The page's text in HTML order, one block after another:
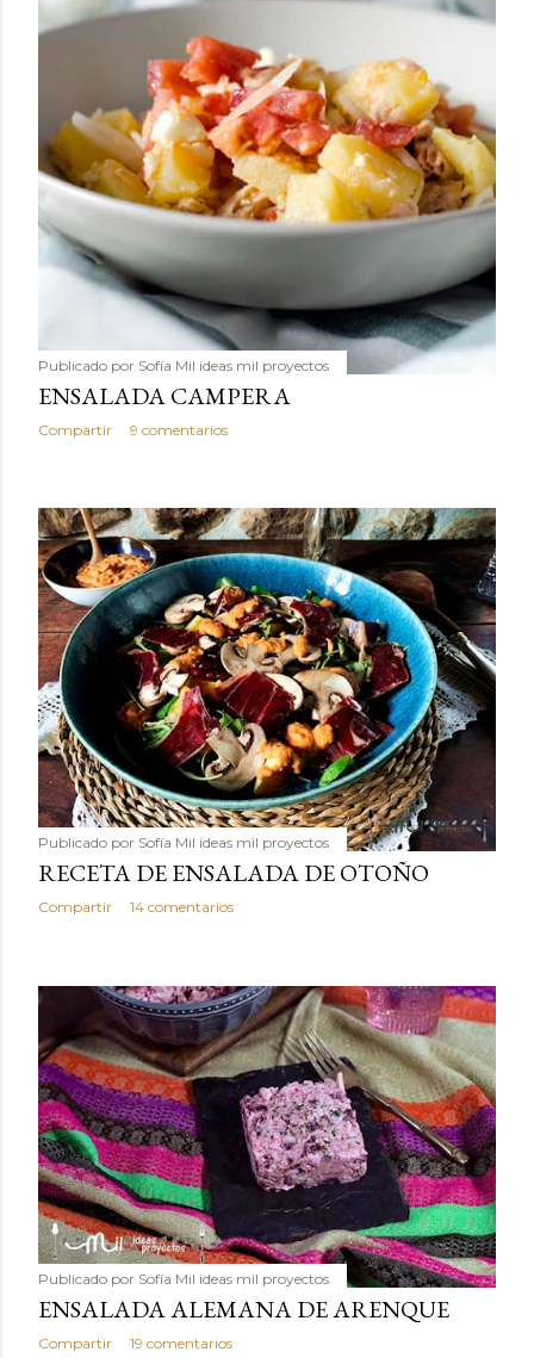
Publicado por Sofía Mil ideas mil proyectos
ENSALADA CAMPERA
Compartir 9 comentarios
Publicado por Sofía Mil ideas mil proyectos
RECETA DE ENSALADA DE OTOÑO
Compartir 14 comentarios
Publicado por Sofía Mil ideas mil proyectos
ENSALADA ALEMANA DE ARENQUE
Compartir 19 comentarios